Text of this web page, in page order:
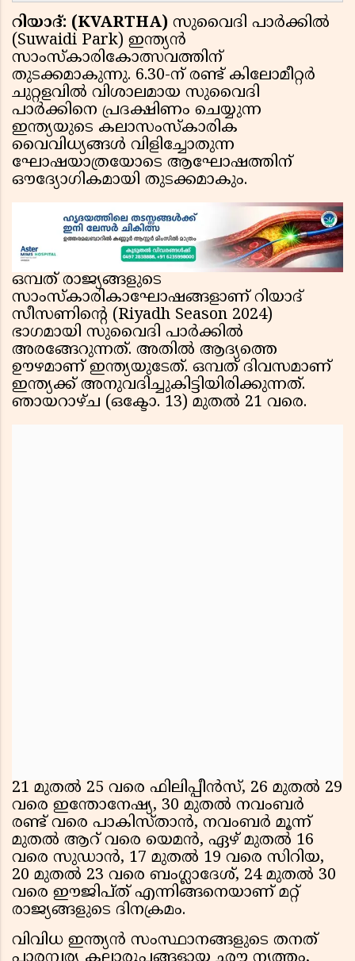
റിയാദ്: (KVARTHA) സുവൈദി പാര്‍ക്കില്‍
(Suwaidi Park) ഇന്ത്യന്‍
സാംസ്‌കാരികോത്സവത്തിന്
തുടക്കമാകുന്നു. 6.30-ന് രണ്ട് കിലോമീറ്റര്‍
ചുറ്റളവില്‍ വിശാലമായ സുവൈദി
പാര്‍ക്കിനെ പ്രദക്ഷിണം ചെയ്യുന്ന
ഇന്ത്യയുടെ കലാസംസ്‌കാരിക
വൈവിധ്യങ്ങള്‍ വിളിച്ചോതുന്ന
ഘോഷയാത്രയോടെ ആഘോഷത്തിന്
ഔദ്യോഗികമായി തുടക്കമാകും.
ഒമ്പത് രാജ്യങ്ങളുടെ
സാംസ്‌കാരികാഘോഷങ്ങളാണ് റിയാദ്
സീസണിന്റെ (Riyadh Season 2024)
ഭാഗമായി സുവൈദി പാര്‍ക്കില്‍
അരങ്ങേറുന്നത്. അതില്‍ ആദ്യത്തെ
ഊഴമാണ് ഇന്ത്യയുടേത്. ഒമ്പത് ദിവസമാണ്
ഇന്ത്യക്ക് അനുവദിച്ചുകിട്ടിയിരിക്കുന്നത്.
ഞായറാഴ്ച (ഒക്ടോ. 13) മുതല്‍ 21 വരെ.
21 മുതല്‍ 25 വരെ ഫിലിപ്പീന്‍സ്, 26 മുതല്‍ 29
വരെ ഇന്തോനേഷ്യ, 30 മുതല്‍ നവംബര്‍
രണ്ട് വരെ പാകിസ്താന്‍, നവംബര്‍ മൂന്ന്
മുതല്‍ ആറ് വരെ യെമന്‍, ഏഴ് മുതല്‍ 16
വരെ സുഡാന്‍, 17 മുതല്‍ 19 വരെ സിറിയ,
20 മുതല്‍ 23 വരെ ബംഗ്ലാദേശ്, 24 മുതല്‍ 30
വരെ ഈജിപ്ത് എന്നിങ്ങനെയാണ് മറ്റ്
രാജ്യങ്ങളുടെ ദിനക്രമം.
വിവിധ ഇന്ത്യന്‍ സംസ്ഥാനങ്ങളുടെ തനത്